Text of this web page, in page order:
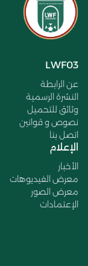
LWF03
عن الرابطة
النشرة الرسمية
وثائق للتحميل
نصوص و قوانين
اتصل بنا
الإعلام
الأخبار
معرض الفيديوهات
معرض الصور
الإعتمادات